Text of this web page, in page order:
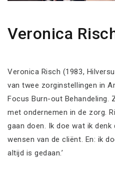
Veronica
Veronica Risch (1983,
van twee zorginstellingen in
Focus Burn-out Behandeling.
met ondernemen in de zorg.
gaan doen. Ik doe wat ik
wensen van de cliënt. En: ik
altijd is gedaan.’